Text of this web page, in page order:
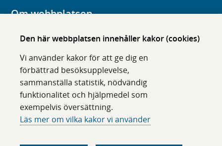
Den här webbplatsen innehåller kakor (cookies)
Vi använder kakor för att ge dig en
förbättrad besöksupplevelse,
sammanställa statistik, nödvändig
funktionalitet och hjälpmedel som
exempelvis översättning.
Läs mer om vilka kakor vi använder
Om webbplatsen
Om karolinska.se
Tillgänglighet
Om cookies
Följ oss i sociala medier
ö
ö
ö